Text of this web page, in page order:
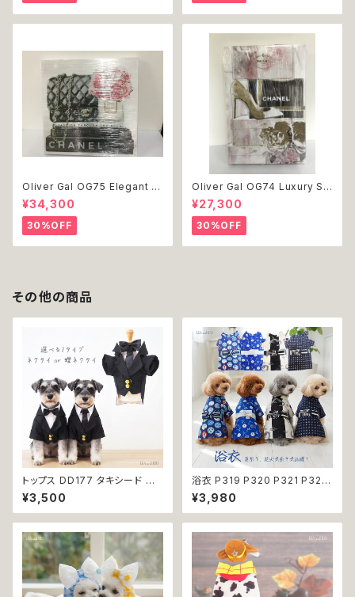
Oliver Gal OG75 Elegant E
ssentials Paris 絵 アート イ
ンテリア お祝い 贈り物 プレゼ
ント 結婚 新築 開店 周年 バー
スデイ 誕生日 ご褒美
¥34,300
30%OFF
Oliver Gal OG74 Luxury St
acked Shoes Rose Giftbo
x 絵 アート インテリア お祝い
贈り物 プレゼント 結婚 新築 開
店 周年 バースデイ 誕生日 ご褒
美
¥27,300
30%OFF
その他の商品
トップス DD177 タキシード ス
ーツ フォーマル 蝶ネクタイ ネク
タイ リボン 犬 猫 ペット 服 犬の
服 猫の服 犬服 猫服 ドッグウェ
シャツ 返品交換不可
¥3,500
浴衣 P319 P320 P321 P322
和装 和柄 男の子 ネイビー ブル
ー ホワイト ブラック ドッグ ウェ
ア ドッグウエア 犬 猫 ペット 服
ン 龍 富士 山 小型犬 子犬 仔犬
夏 返品交換不可
¥3,980